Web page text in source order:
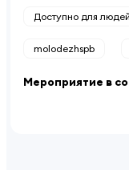
Доступно для
molodezhspb
Мероприятие в